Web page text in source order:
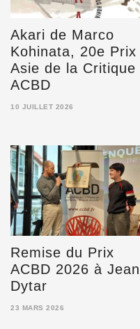
Akari de Marco
Kohinata, 20e Prix
Asie de la Critique
ACBD
10 JUILLET 2026
Remise du Prix
ACBD 2026 à Jean
Dytar
23 MARS 2026